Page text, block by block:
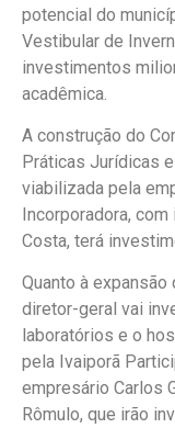
potencial do
Vestibular de
investimentos
acadêmica.
A construção do
Práticas Jurídicas
viabilizada pela
Incorporadora,
Costa, terá
Quanto à expansão
diretor-geral vai
laboratórios e o
pela Ivaiporã
empresário Carlos
Rômulo, que irão